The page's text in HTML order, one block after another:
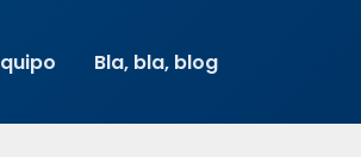
Bla, bla, blog